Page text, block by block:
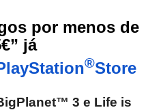
por menos de
já
®Store
3 e Life is